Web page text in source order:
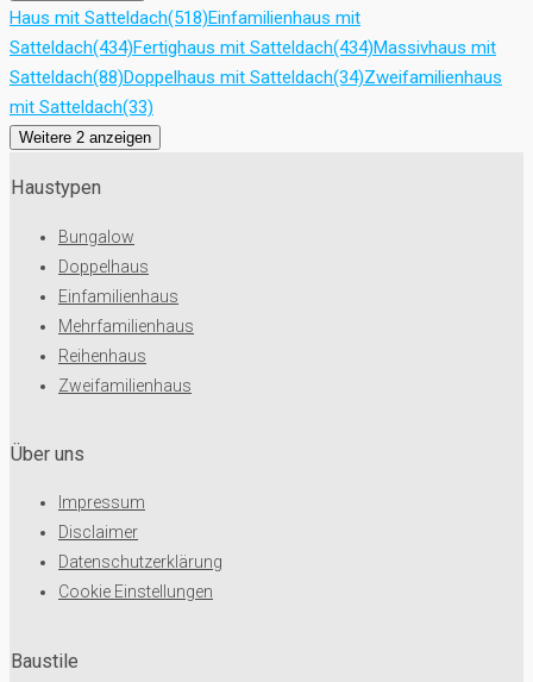
Haus mit Satteldach(518)Einfamilienhaus mit
Satteldach(434)Fertighaus mit Satteldach(434)Massivhaus mit
Satteldach(88)Doppelhaus mit Satteldach(34)Zweifamilienhaus
mit Satteldach(33)
Weitere 2 anzeigen
Haustypen
Bungalow
Doppelhaus
Einfamilienhaus
Mehrfamilienhaus
Reihenhaus
Zweifamilienhaus
Baustile
Über uns
Impressum
Disclaimer
Datenschutzerklärung
Cookie Einstellungen